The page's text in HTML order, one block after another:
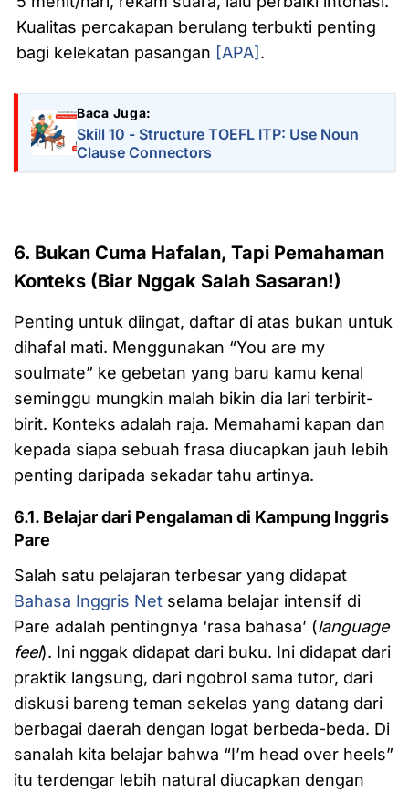
Kualitas percakapan berulang terbukti penting
bagi kelekatan pasangan [APA] .
Baca Juga:
Skill 10 - Structure TOEFL ITP: Use Noun
Clause Connectors
6. Bukan Cuma Hafalan, Tapi Pemahaman
Konteks (Biar Nggak Salah Sasaran!)
Penting untuk diingat, daftar di atas bukan untuk
dihafal mati. Menggunakan “You are my
soulmate” ke gebetan yang baru kamu kenal
seminggu mungkin malah bikin dia lari terbirit-
birit. Konteks adalah raja. Memahami kapan dan
kepada siapa sebuah frasa diucapkan jauh lebih
penting daripada sekadar tahu artinya.
6.1. Belajar dari Pengalaman di Kampung Inggris
Pare
Salah satu pelajaran terbesar yang didapat
Bahasa Inggris Net selama belajar intensif di
Pare adalah pentingnya ‘rasa bahasa’ (language
feel). Ini nggak didapat dari buku. Ini didapat dari
praktik langsung, dari ngobrol sama tutor, dari
diskusi bareng teman sekelas yang datang dari
berbagai daerah dengan logat berbeda-beda. Di
sanalah kita belajar bahwa “I’m head over heels”
itu terdengar lebih natural diucapkan dengan